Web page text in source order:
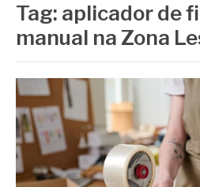
Tag: aplicador de
manual na Zona